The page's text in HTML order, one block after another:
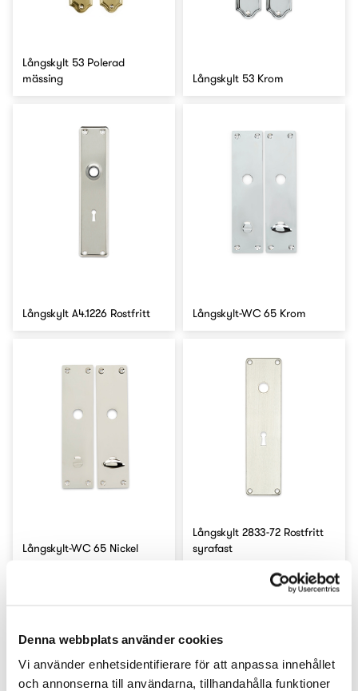
Denna webbplats använder cookies
Vi använder enhetsidentifierare för att anpassa innehållet
och annonserna till användarna, tillhandahålla funktioner
Långskylt 53 Polerad
mässing
Långskylt 53 Krom
Långskylt A4.1226 Rostfritt Långskylt-WC 65 Krom
Långskylt-WC 65 Nickel
Långskylt 2833-72 Rostfritt
syrafast